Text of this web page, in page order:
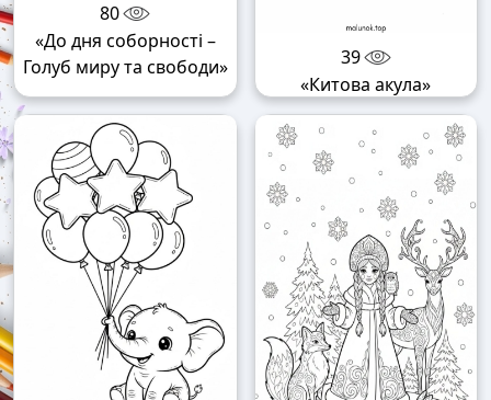
80
«До дня соборності –
Голуб миру та свободи»
39
«Китова акула»